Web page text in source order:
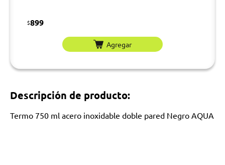
$899
Agregar
Descripción de producto:
Termo 750 ml acero inoxidable doble pared Negro AQUA